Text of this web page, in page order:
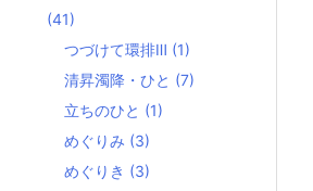
(41)
つづけて環排Ⅲ (1)
清昇濁降・ひと (7)
立ちのひと (1)
めぐりみ (3)
めぐりき (3)